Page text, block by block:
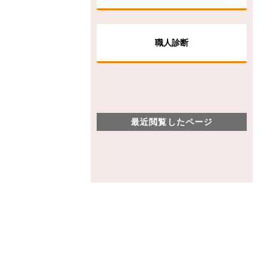
職人診断
最近閲覧したページ